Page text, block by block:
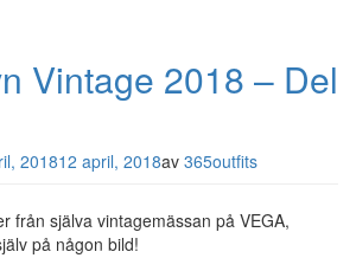
Vintage 2018 – Del
201812 april, 2018av 365outfits
från själva vintagemässan på VEGA,
på någon bild!